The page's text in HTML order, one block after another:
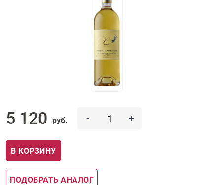
5 120 руб. - +
В КОРЗИНУ
ПОДОБРАТЬ АНАЛОГ